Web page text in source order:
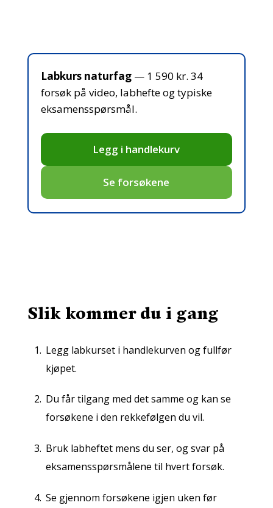
Labkurs naturfag— 1 590 kr. 34
forsøk på video, labhefte og typiske
eksamensspørsmål.
Legg i handlekurv
Se forsøkene
Slik kommer du i gang
Legg labkurset i handlekurven og fullfør
kjøpet.
Du får tilgang med det samme og kan se
forsøkene i den rekkefølgen du vil.
Bruk labheftet mens du ser, og svar på
eksamensspørsmålene til hvert forsøk.
Se gjennom forsøkene igjen uken før